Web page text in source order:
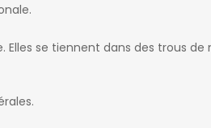
se tiennent dans des trous de